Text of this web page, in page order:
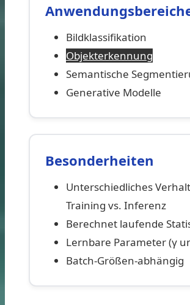
Bildklassifikation
Objekterkennung
Semantische
Generative Modelle
Besonderheiten
Unterschiedliches
Training vs. Inferenz
Berechnet laufende
Lernbare Parameter (γ
Batch-Größen-abhängig